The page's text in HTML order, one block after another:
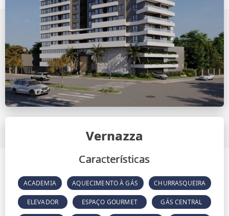
Vernazza
Características
ACADEMIA AQUECIMENTO À GÁS CHURRASQUEIRA
ELEVADOR ESPAÇO GOURMET GÁS CENTRAL